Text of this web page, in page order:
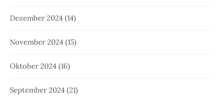
Dezember 2024 (14)
November 2024 (15)
Oktober 2024 (16)
September 2024 (21)